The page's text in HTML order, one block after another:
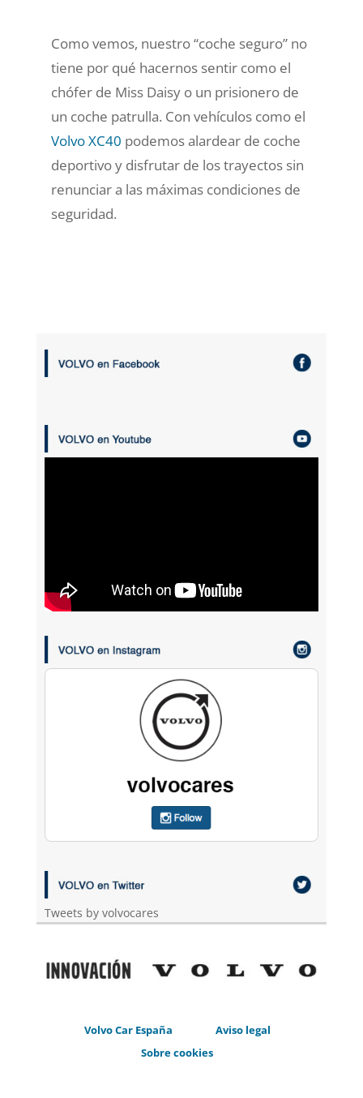
Como vemos, nuestro “coche seguro” no
tiene por qué hacernos sentir como el
chófer de Miss Daisy o un prisionero de
un coche patrulla. Con vehículos como el
Volvo XC40 podemos alardear de coche
deportivo y disfrutar de los trayectos sin
renunciar a las máximas condiciones de
seguridad.
Tweets by volvocares
Volvo Car España
Aviso legal
Sobre cookies